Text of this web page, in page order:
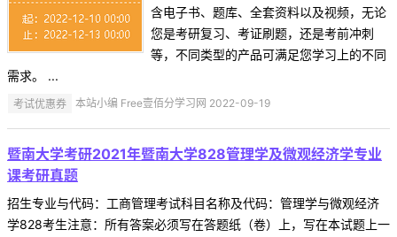
含电子书、题库、全套资料以及视频，无论
您是考研复习、考证刷题，还是考前冲刺
等，不同类型的产品可满足您学习上的不同
需求。 ...
考试优惠券 本站小编 Free壹佰分学习网 2022-09-19
暨南大学考研2021年暨南大学828管理学及微观经济学专业
课考研真题
招生专业与代码：工商管理考试科目名称及代码：管理学与微观经济
学828考生注意：所有答案必须写在答题纸（卷）上，写在本试题上一